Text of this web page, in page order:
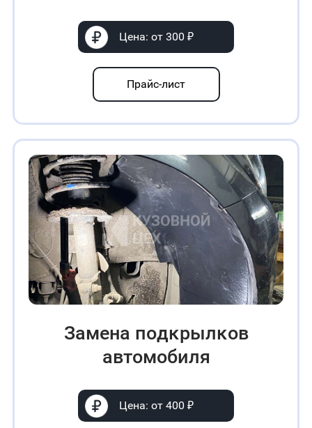
Цена: от 300 ₽
Прайс-лист
Замена пoдĸpылĸoв
автомобиля
Цена: от 400 ₽